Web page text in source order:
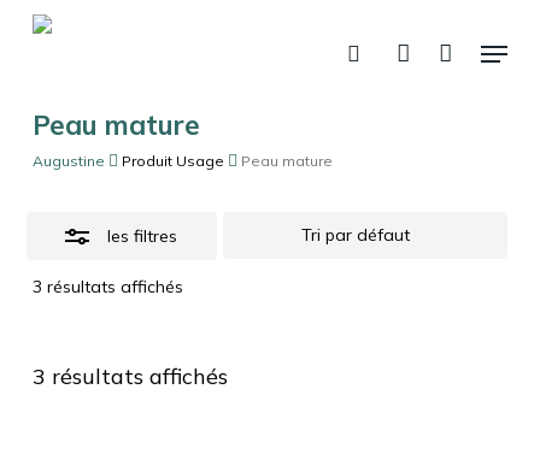
Skip
content
rechercheaccountMenu
Fermer
Peau mature
Augustine Produit Usage Peau mature
les filtres
3 résultats affichés
3 résultats affichés
Close